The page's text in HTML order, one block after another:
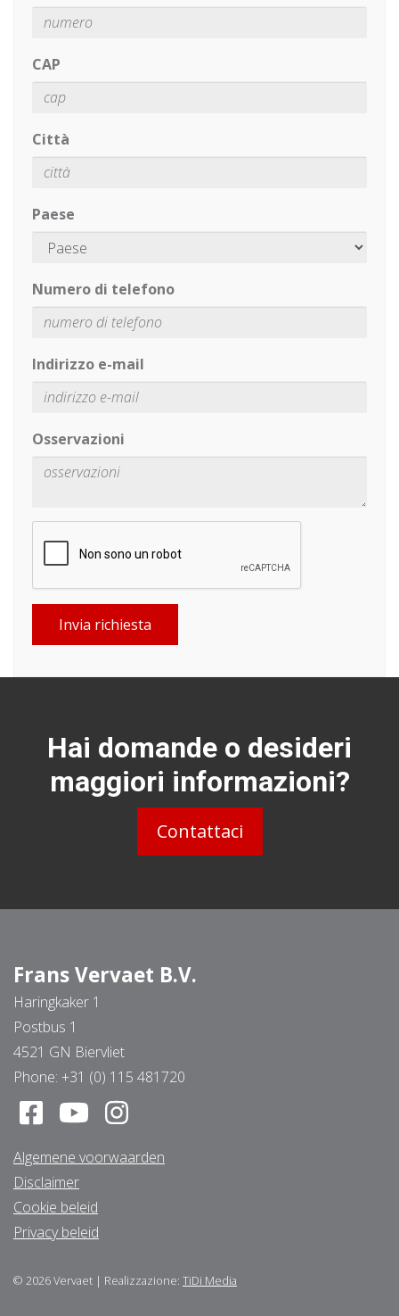
CAP
Città
Paese
Numero di telefono
Indirizzo e-mail
Osservazioni
Invia richiesta
Hai domande o desideri
maggiori informazioni?
Contattaci
Frans Vervaet B.V.
Haringkaker 1
Postbus 1
4521 GN Biervliet
Phone: +31 (0) 115 481720
Algemene voorwaarden
Disclaimer
Cookie beleid
Privacy beleid
© 2026Vervaet | Realizzazione: TiDi Media